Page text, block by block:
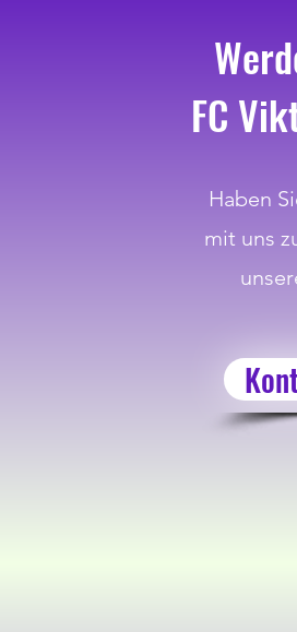
FC
Haben
mit uns